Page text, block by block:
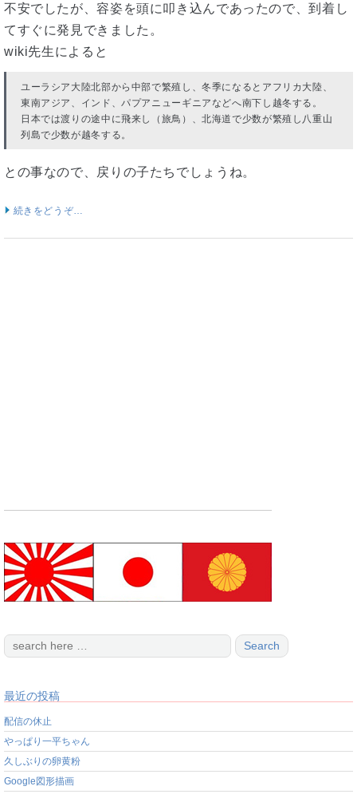
不安でしたが、容姿を頭に叩き込んであったので、到着し
てすぐに発見できました。
wiki先生によると
ユーラシア大陸北部から中部で繁殖し、冬季になるとアフリカ大陸、
東南アジア、インド、パプアニューギニアなどへ南下し越冬する。
日本では渡りの途中に飛来し（旅鳥）、北海道で少数が繁殖し八重山
列島で少数が越冬する。
との事なので、戻りの子たちでしょうね。
続きをどうぞ…
最近の投稿
配信の休止
やっぱり一平ちゃん
久しぶりの卵黄粉
Google図形描画